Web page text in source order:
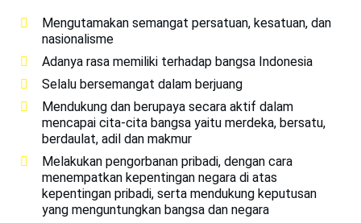
Mengutamakan semangat persatuan, kesatuan, dan
nasionalisme
Adanya rasa memiliki terhadap bangsa Indonesia
Selalu bersemangat dalam berjuang
Mendukung dan berupaya secara aktif dalam
mencapai cita-cita bangsa yaitu merdeka, bersatu,
berdaulat, adil dan makmur
Melakukan pengorbanan pribadi, dengan cara
menempatkan kepentingan negara di atas
kepentingan pribadi, serta mendukung keputusan
yang menguntungkan bangsa dan negara